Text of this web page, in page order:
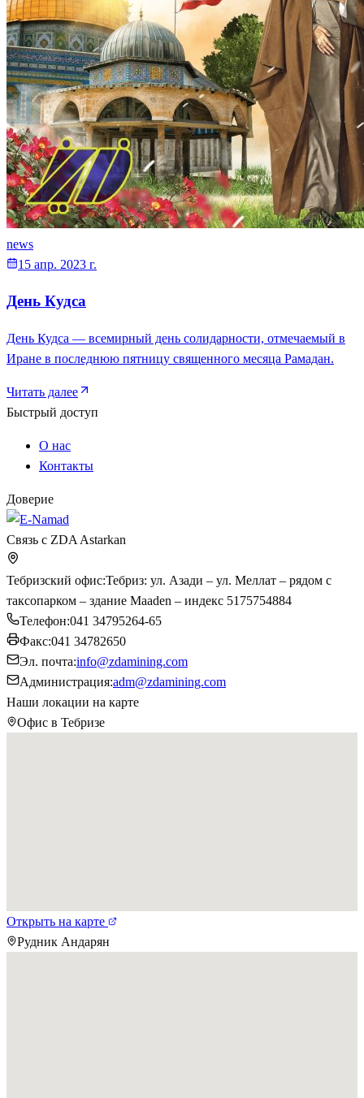
news
15 апр. 2023 г.
День Кудса
День Кудса — всемирный день солидарности, отмечаемый в
Иране в последнюю пятницу священного месяца Рамадан.
Читать далее
Быстрый доступ
О нас
Контакты
Доверие
Связь с ZDA Astarkan
Тебризский офис:Тебриз: ул. Азади – ул. Меллат – рядом с
таксопарком – здание Maaden – индекс 5175754884
Телефон:041 34795264-65
Факс:041 34782650
Эл. почта:info@zdamining.com
Администрация:adm@zdamining.com
Наши локации на карте
Офис в Тебризе
Открыть на карте
Рудник Андарян